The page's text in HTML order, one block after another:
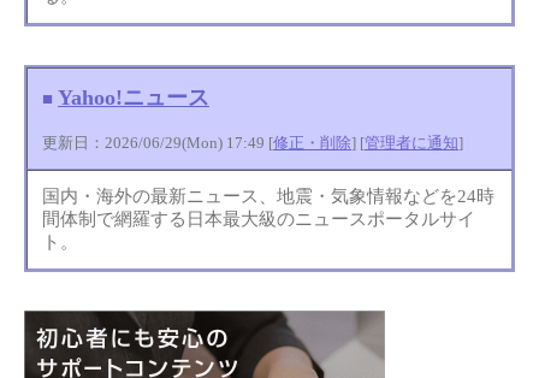
■ Yahoo!ニュース
更新日：2026/06/29(Mon) 17:49 [修正・削除] [管理者に通知]
国内・海外の最新ニュース、地震・気象情報などを24時
間体制で網羅する日本最大級のニュースポータルサイ
ト。